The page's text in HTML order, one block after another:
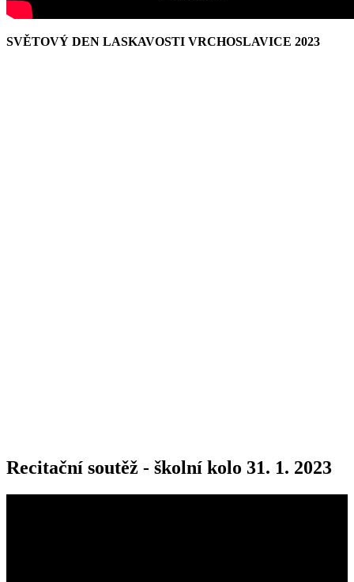
SVĚTOVÝ DEN LASKAVOSTI VRCHOSLAVICE 2023
Recitační soutěž - školní kolo 31. 1. 2023